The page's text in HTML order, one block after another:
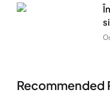
Recommended